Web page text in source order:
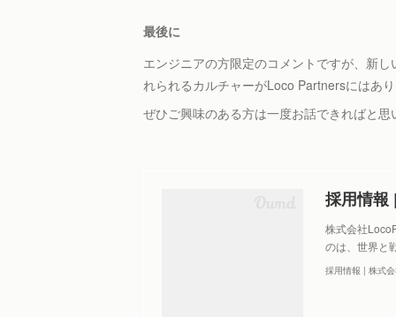
最後に
エンジニアの方限定のコメントですが、新
れられるカルチャーがLoco Partnersにはあ
ぜひご興味のある方は一度お話できればと思
採用情
株式会社
のは、世界と
採用情報 | 株式